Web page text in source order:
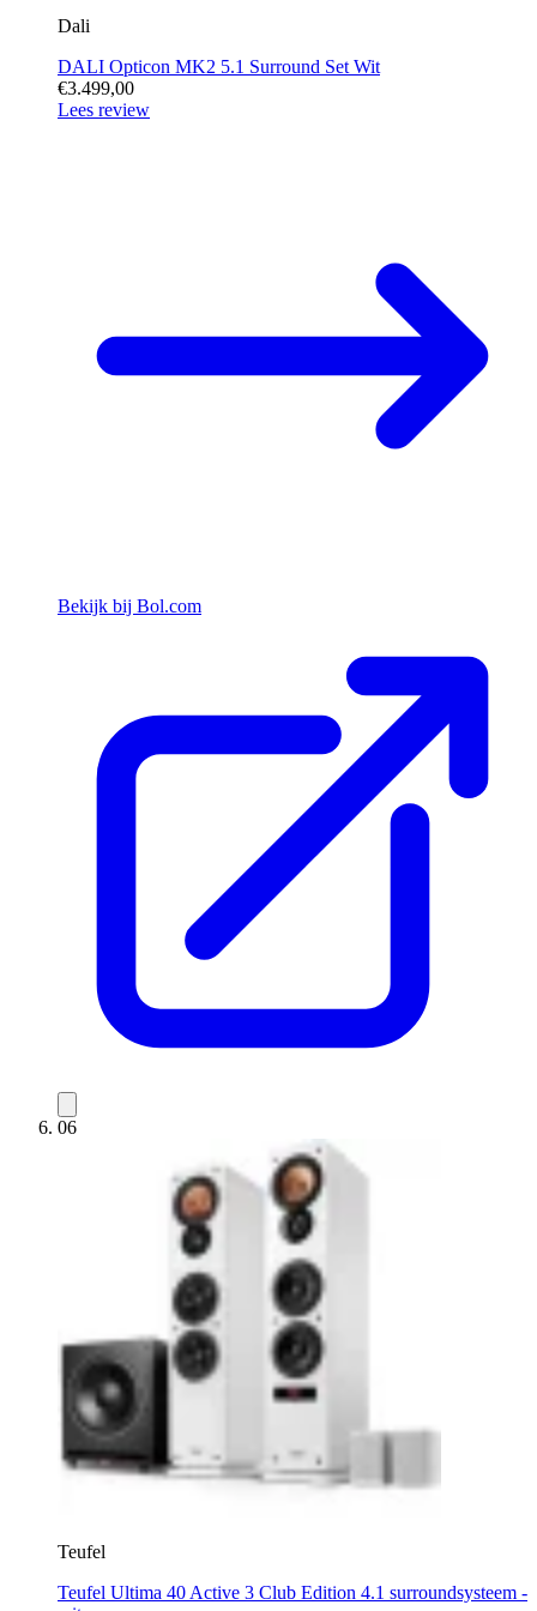
Dali
DALI Opticon MK2 5.1 Surround Set Wit
€3.499,00
Lees review
Bekijk bij Bol.com
06
Teufel
Teufel Ultima 40 Active 3 Club Edition 4.1 surroundsysteem -